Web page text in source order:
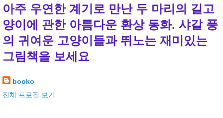
아주 우연한 계기로 만난 두 마리의 길고
양이에 관한 아름다운 환상 동화. 샤갈 풍
의 귀여운 고양이들과 뛰노는 재미있는
그림책을 보세요
booko
전체 프로필 보기